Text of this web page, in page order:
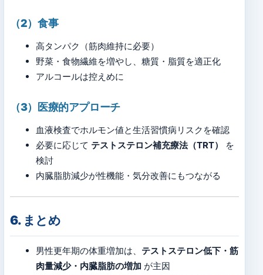
（2）食事
高タンパク（筋肉維持に必要）
野菜・食物繊維を増やし、糖質・脂質を適正化
アルコールは控えめに
（3）医療的アプローチ
血液検査でホルモン値と生活習慣病リスクを確認
必要に応じて テストステロン補充療法（TRT）
を
検討
内臓脂肪減少が性機能・気分改善にもつながる
6. まとめ
男性更年期の体重増加は、 テストステロン低下・筋
肉量減少・内臓脂肪の増加 が主因